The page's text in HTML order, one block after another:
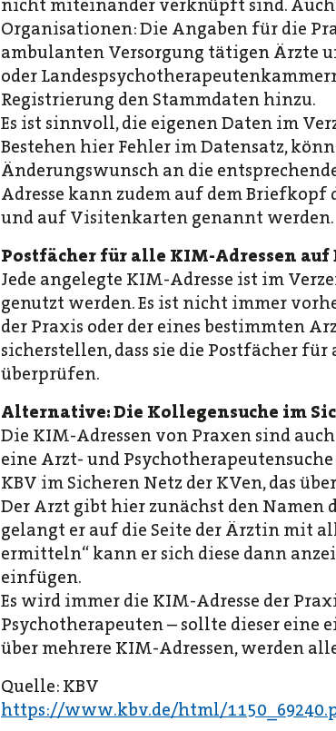
nicht miteinander verknüpft sind.
Organisationen: Die Angaben für die
ambulanten Versorgung tätigen Ärzte
oder
Registrierung den Stammdaten hinzu.
Es ist sinnvoll, die eigenen Daten im
Bestehen hier Fehler im Datensatz,
Änderungswunsch an die
Adresse kann zudem auf dem
und auf Visitenkarten genannt werden.
Postfächer für alle KIM-Adressen
Jede angelegte KIM-Adresse ist im
genutzt werden. Es ist nicht immer
der Praxis oder der eines bestimmten
sicherstellen, dass sie die Postfächer
überprüfen.
Alternative: Die Kollegensuche im
Die KIM-Adressen von Praxen sind
eine Arzt- und
KBV im Sicheren Netz der KVen, das
Der Arzt gibt hier zunächst den Namen
gelangt er auf die Seite der Ärztin mit
ermitteln“ kann er sich diese dann
einfügen.
Es wird immer die KIM-Adresse der
Psychotherapeuten – sollte dieser eine
über mehrere KIM-Adressen, werden
Quelle: KBV
https://www.kbv.de/html/